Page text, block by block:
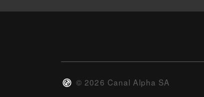
© 2026 Canal Alpha SA